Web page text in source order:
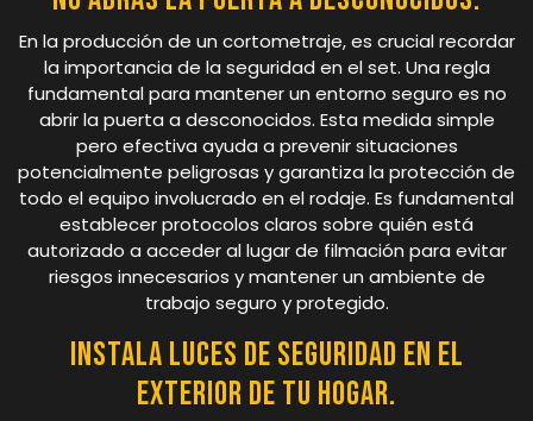
En la producción de un cortometraje, es crucial recordar
la importancia de la seguridad en el set. Una regla
fundamental para mantener un entorno seguro es no
abrir la puerta a desconocidos. Esta medida simple
pero efectiva ayuda a prevenir situaciones
potencialmente peligrosas y garantiza la protección de
todo el equipo involucrado en el rodaje. Es fundamental
establecer protocolos claros sobre quién está
autorizado a acceder al lugar de filmación para evitar
riesgos innecesarios y mantener un ambiente de
trabajo seguro y protegido.
Instala luces de seguridad en el
exterior de tu hogar.